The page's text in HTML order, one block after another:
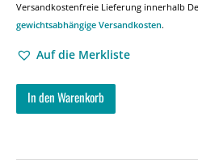
Versandkostenfreie Lieferung innerhalb
gewichtsabhängige Versandkosten.
Auf die Merkliste
In den Warenkorb